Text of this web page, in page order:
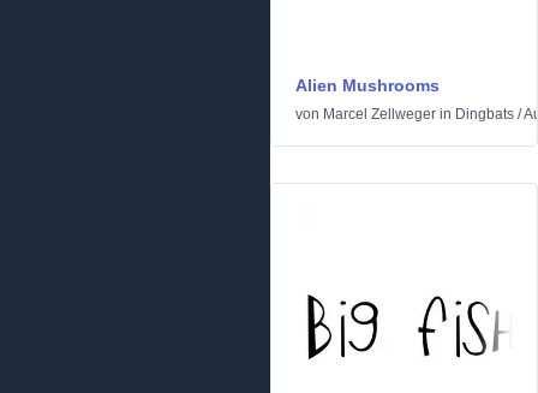
Alien Mushrooms
von Marcel Zellweger in Dingbats /